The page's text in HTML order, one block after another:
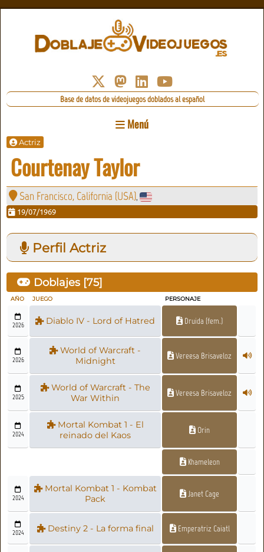
Base de datos de videojuegos doblados al español
Menú
Actriz
Courtenay Taylor
San Francisco, California (USA),
19/07/1969
Perfil Actriz
Doblajes [75]
AÑO JUEGO PERSONAJE
2026 Diablo IV - Lord of Hatred Druida (fem.)
2026
World of Warcraft -
Midnight
Vereesa Brisaveloz
2025
World of Warcraft - The
War Within
Vereesa Brisaveloz
2024
Mortal Kombat 1 - El
reinado del Kaos
Orin
Khameleon
2024
Mortal Kombat 1 - Kombat
Pack
Janet Cage
2024 Destiny 2 - La forma final Emperatriz Caiatl